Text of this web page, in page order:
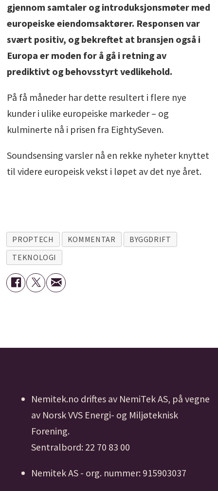
gjennom samtaler og introduksjonsmøter med
europeiske eiendomsaktører. Responsen var
svært positiv, og bekreftet at bransjen også i
Europa er moden for å gå i retning av
prediktivt og behovsstyrt vedlikehold.
På få måneder har dette resultert i flere nye
kunder i ulike europeiske markeder – og
kulminerte nå i prisen fra EightySeven.
Soundsensing varsler nå en rekke nyheter knyttet
til videre europeisk vekst i løpet av det nye året.
PROPTECH KOMMENTAR
BYGGDRIFT
TEKNOLOGI
Nemitek.no driftes av NemiTek AS, på vegne
av Norsk VVS Energi- og Miljøteknisk
Forening.
Sentralbord: 22 70 83 00
Nemitek AS - org. nummer: 915903037